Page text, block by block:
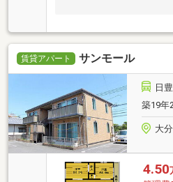
賃貸アパート サンモール
日
築19年
大
4.50